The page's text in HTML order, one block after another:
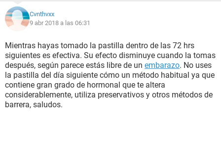
Cvnthvxx
9 abr 2018 a las 06:31
Mientras hayas tomado la pastilla dentro de las 72 hrs
siguientes es efectiva. Su efecto disminuye cuando la tomas
después, según parece estás libre de un embarazo. No uses
la pastilla del día siguiente cómo un método habitual ya que
contiene gran grado de hormonal que te altera
considerablemente, utiliza preservativos y otros métodos de
barrera, saludos.